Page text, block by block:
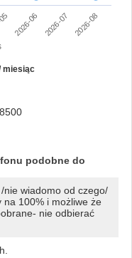
miesiąc
2026-06 2026-07 2026-08
podobne do
nie wiadomo od czego/
100% i możliwe że
nie odbierać